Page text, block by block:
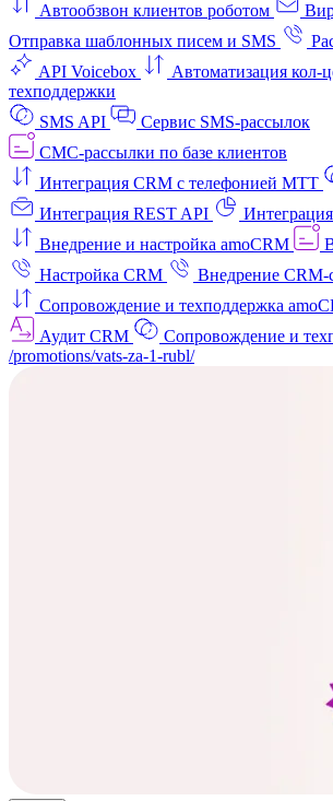
Автообзвон клиентов роботом
Отправка шаблонных писем и SMS
API Voicebox
Автоматизация
техподдержки
SMS API
Сервис SMS-рассылок
СМС-рассылки по базе клиентов
Интеграция CRM с телефонией МТТ
Интеграция REST API
Внедрение и настройка amoCRM
Настройка CRM
Внедрение CRM-
Сопровождение и техподдержка
Аудит CRM
Сопровождение и
/promotions/vats-za-1-rubl/